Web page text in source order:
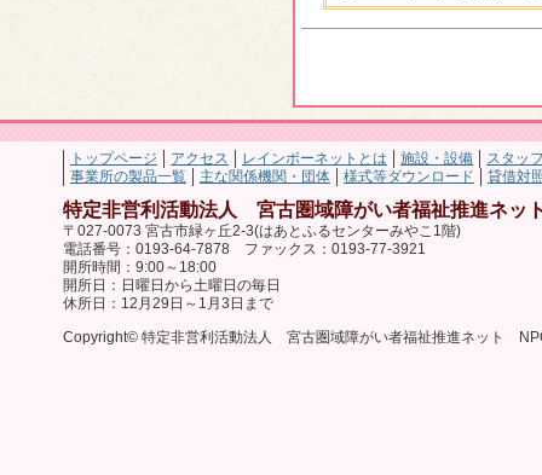
トップページ アクセス レインボーネットとは 施設・設備
スタッ
事業所の製品一覧
主な関係機関・団体 様式等ダウンロード 貸借対
特定非営利活動法人 宮古圏域障がい者福祉推進ネッ
〒027-0073 宮古市緑ヶ丘2-3(はあとふるセンターみやこ1階)
電話番号：0193-64-7878 ファックス：0193-77-3921
開所時間：9:00～18:00
開所日：日曜日から土曜日の毎日
休所日：12月29日～1月3日まで
Copyright© 特定非営利活動法人 宮古圏域障がい者福祉推進ネット